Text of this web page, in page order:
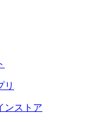
リ
ンストア